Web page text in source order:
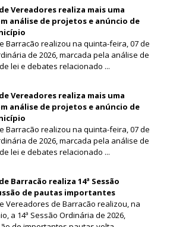
Vereadores realiza mais uma
análise de projetos e anúncio de
Barracão realizou na quinta-feira, 07 de
de 2026, marcada pela análise de
lei e debates relacionado ...
Vereadores realiza mais uma
análise de projetos e anúncio de
Barracão realizou na quinta-feira, 07 de
de 2026, marcada pela análise de
lei e debates relacionado ...
Barracão realiza 14ª Sessão
de pautas importantes
Vereadores de Barracão realizou, na
a 14ª Sessão Ordinária de 2026,